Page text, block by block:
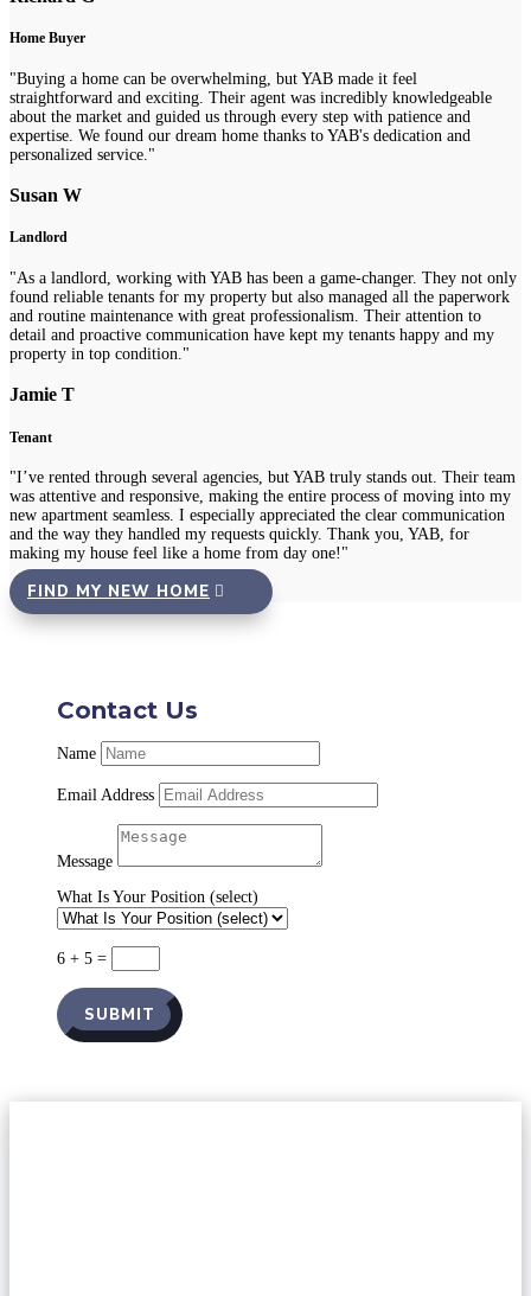
Home Buyer
"Buying a home can be overwhelming, but YAB made it feel
straightforward and exciting. Their agent was incredibly knowledgeable
about the market and guided us through every step with patience and
expertise. We found our dream home thanks to YAB's dedication and
personalized service."
Susan W
Landlord
"As a landlord, working with YAB has been a game-changer. They not only
found reliable tenants for my property but also managed all the paperwork
and routine maintenance with great professionalism. Their attention to
detail and proactive communication have kept my tenants happy and my
property in top condition."
Jamie T
Tenant
"I’ve rented through several agencies, but YAB truly stands out. Their team
was attentive and responsive, making the entire process of moving into my
new apartment seamless. I especially appreciated the clear communication
and the way they handled my requests quickly. Thank you, YAB, for
making my house feel like a home from day one!"
FIND MY NEW HOME
Contact Us
Name
Email Address
Message
What Is Your Position (select)
6 + 5 =
SUBMIT